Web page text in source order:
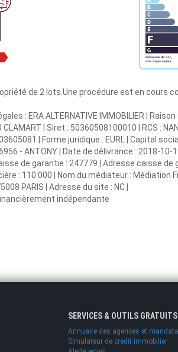
de 2 lots.Une procédure est en cours
: ERA ALTERNATIVE IMMOBILIER |
| Siret : 50360508100010 | RCS :
| Forme juridique : EURL | Capital
- ANTONY | Date de délivrance : 2018-10-
de garantie : 247779 | Adresse caisse de
: 110 000 | Nom du médiateur : Médiation
PARIS | Adresse du site : NC |
indépendante
SERVICES & OUTILS GRATUITS
Annuaire des agences et
Simulateur de crédit immobilier